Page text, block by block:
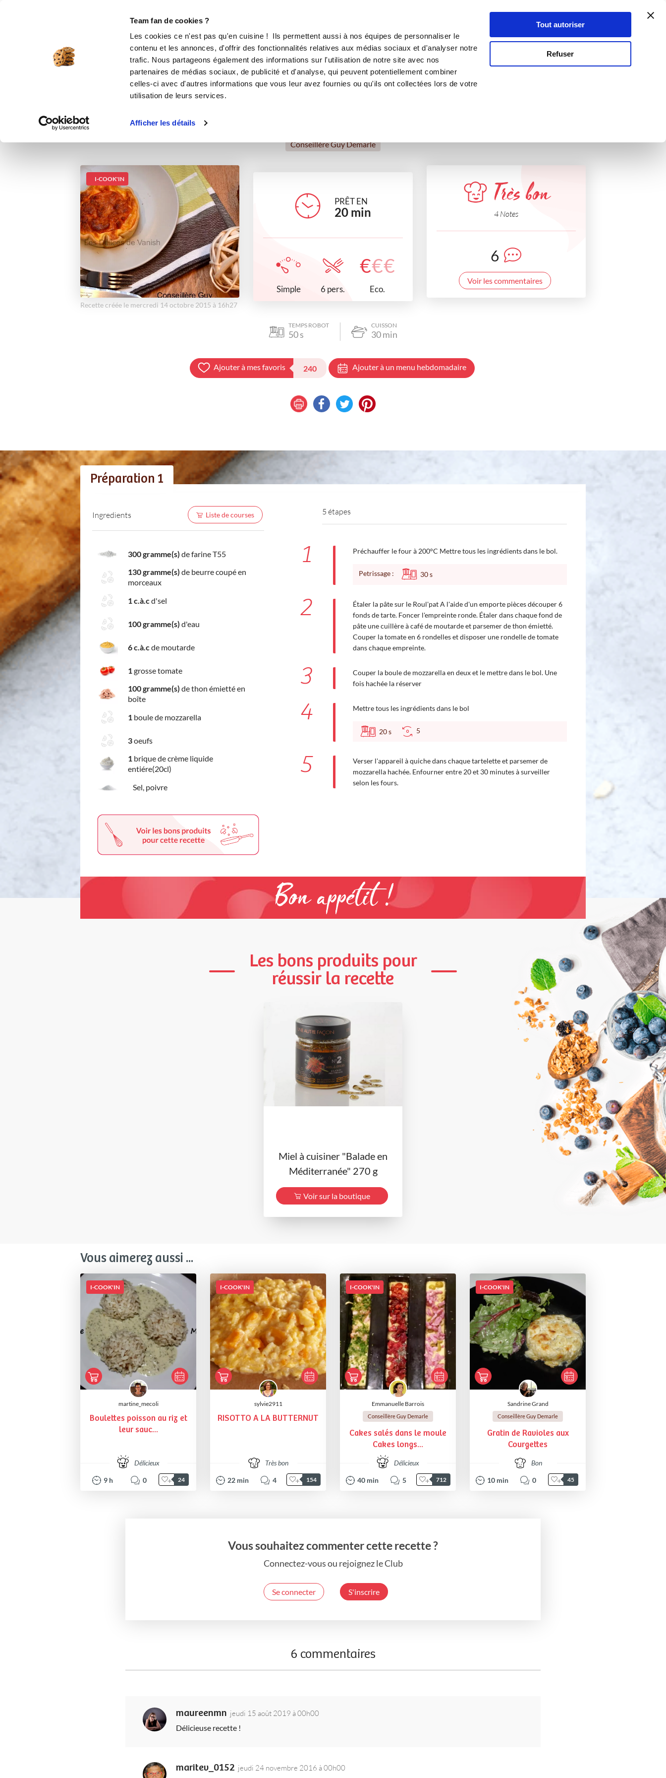
Team fan de cookies ?
Les cookies ce n'est pas qu'en cuisine ! Ils permettent aussi à nos équipes de personnaliser le
contenu et les annonces, d'offrir des fonctionnalités relatives aux médias sociaux et d'analyser notre
trafic. Nous partageons également des informations sur l'utilisation de notre site avec nos
partenaires de médias sociaux, de publicité et d'analyse, qui peuvent potentiellement combiner
celles-ci avec d'autres informations que vous leur avez fournies ou qu'ils ont collectées lors de votre
utilisation de leurs services.
Afficher les détails
Tout autoriser
Refuser
Se connecter
Tartelettes thon tomate mozzarella
plats Recettes traditionnelles
Conseillère Guy Demarle
I-COOK'IN
Recette créée le mercredi 14 octobre 2015 à 16h27
PRÊT EN
20 min
Simple 6 pers.
€€€
Eco.
Très bon
4 Notes
6
Voir les commentaires
TEMPS ROBOT
50s
CUISSON
30min
Ajouter à mes favoris 240 Ajouter à un menu hebdomadaire
Préparation 1
Ingredients Liste de courses
300 gramme(s) de farine T55
130 gramme(s) de beurre coupé en
morceaux
1 c.à.c d'sel
100 gramme(s) d'eau
6 c.à.c de moutarde
1 grosse tomate
100 gramme(s) de thon émietté en
boîte
1 boule de mozzarella
3oeufs
1 brique de crème liquide
entiére(20cl)
Sel, poivre
5 étapes
1 Préchauffer le four à 200°C Mettre tous les ingrédients dans le bol.
Petrissage : 30s
2
Étaler la pâte sur le Roul'pat A l'aide d'un emporte pièces découper 6
fonds de tarte. Foncer l'empreinte ronde. Étaler dans chaque fond de
pâte une cuillère à café de moutarde et parsemer de thon émietté.
Couper la tomate en 6 rondelles et disposer une rondelle de tomate
dans chaque empreinte.
3
Couper la boule de mozzarella en deux et le mettre dans le bol. Une
fois hachée la réserver
4 Mettre tous les ingrédients dans le bol
20s 5
5
Verser l'appareil à quiche dans chaque tartelette et parsemer de
mozzarella hachée. Enfourner entre 20 et 30 minutes à surveiller
selon les fours.
Bon appétit !
Les bons produits pour
réussir la recette
Miel à cuisiner "Balade en
Méditerranée" 270 g
Voir sur la boutique
Vous aimerez aussi ...
I-COOK'IN
martine_mecoli
Boulettes poisson au riz et
leur sauc...
Délicieux
9 h 0 24
I-COOK'IN
sylvie2911
RISOTTO A LA BUTTERNUT
Très bon
22 min 4 154
I-COOK'IN
Emmanuelle Barrois
Conseillère Guy Demarle
Cakes salés dans le moule
Cakes longs...
Délicieux
40 min 5 712
I-COOK'IN
Sandrine Grand
Conseillère Guy Demarle
Gratin de Ravioles aux
Courgettes
Bon
10 min 0 45
Vous souhaitez commenter cette recette ?
Connectez-vous ou rejoignez le Club
Se connecter S'inscrire
6 commentaires
maureenmn jeudi 15 août 2019 à 00h00
Délicieuse recette !
maritev_0152 jeudi 24 novembre 2016 à 00h00